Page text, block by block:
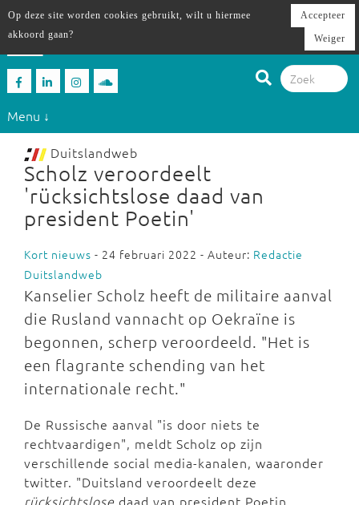
Menu ↓
Duitslandweb
Scholz veroordeelt
'rücksichtslose daad van
president Poetin'
Kort nieuws - 24 februari 2022 - Auteur: Redactie
Duitslandweb
Kanselier Scholz heeft de militaire aanval
die Rusland vannacht op Oekraïne is
begonnen, scherp veroordeeld. "Het is
een flagrante schending van het
internationale recht."
De Russische aanval "is door niets te
rechtvaardigen", meldt Scholz op zijn
verschillende social media-kanalen, waaronder
twitter. "Duitsland veroordeelt deze
rücksichtslose daad van president Poetin
Op deze site worden cookies gebruikt, wilt u hiermee
akkoord gaan?
Accepteer
Weiger